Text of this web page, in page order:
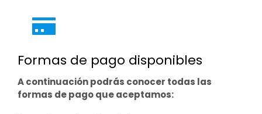
Formas de pago disponibles
A continuación podrás conocer todas las
formas de pago que aceptamos: